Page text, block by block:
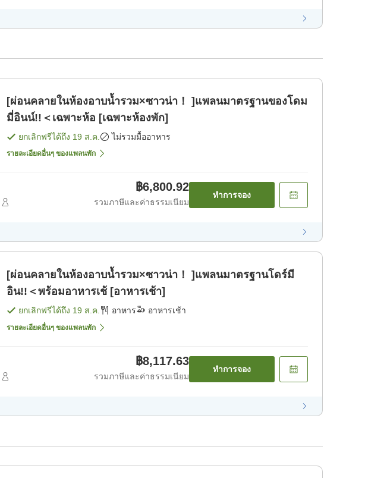
[ผ่อนคลายในห้องอาบน้ำรวม×ซาวน่า！ ]แพลนมาตรฐานของโดม
มี่อินน์!!＜เฉพาะห้อ [เฉพาะห้องพัก]
ยกเลิกฟรีได้ถึง 19 ส.ค. ไม่รวมมื้ออาหาร
รายละเอียดอื่นๆ ของแพลนพัก
฿6,800.92
รวมภาษีและค่าธรรมเนียม
ทำการจอง
[ผ่อนคลายในห้องอาบน้ำรวม×ซาวน่า！ ]แพลนมาตรฐานโดร์มี
อิน!!＜พร้อมอาหารเช้ [อาหารเช้า]
ยกเลิกฟรีได้ถึง 19 ส.ค. อาหาร อาหารเช้า
รายละเอียดอื่นๆ ของแพลนพัก
฿8,117.63
รวมภาษีและค่าธรรมเนียม
ทำการจอง